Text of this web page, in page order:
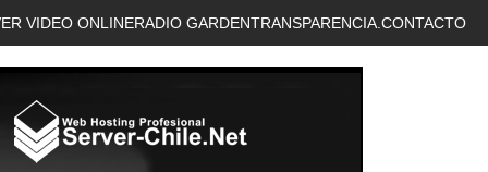
VIDEO ONLINERADIO GARDENTRANSPARENCIA. CONTACTO